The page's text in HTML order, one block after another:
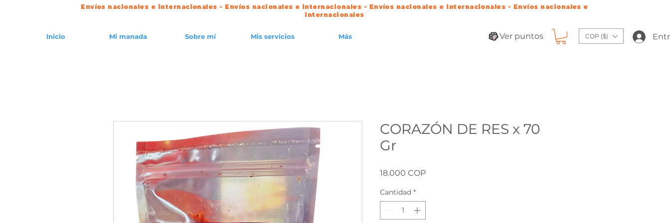
Envíos nacionales e internacionales - Envíos nacionales e internacionales - Envíos nacionales e internacionales - Envíos nacionales e
internacionales
Inicio Mi manada Sobre mí Mis servicios Más Ver puntos COP ($)
CORAZÓN DE RES x 70
Gr
18.000 COPPrecio
Cantidad *